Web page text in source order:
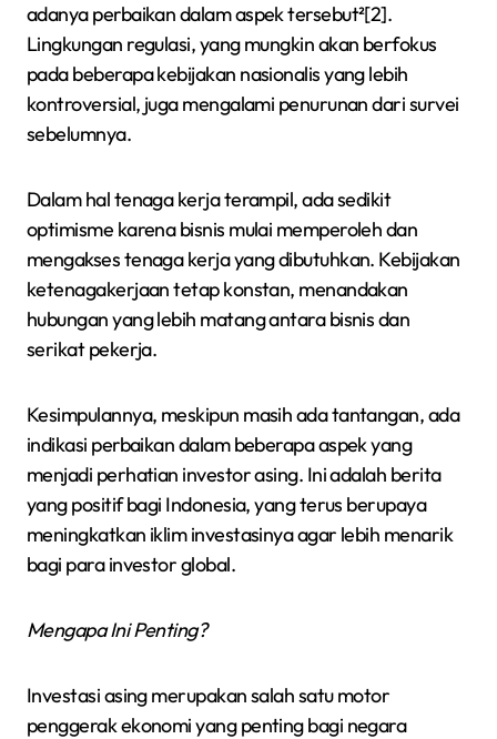
adanya perbaikan dalam aspek tersebut²[2].
Lingkungan regulasi, yang mungkin akan berfokus
pada beberapa kebijakan nasionalis yang lebih
kontroversial, juga mengalami penurunan dari survei
sebelumnya.
Dalam hal tenaga kerja terampil, ada sedikit
optimisme karena bisnis mulai memperoleh dan
mengakses tenaga kerja yang dibutuhkan. Kebijakan
ketenagakerjaan tetap konstan, menandakan
hubungan yang lebih matang antara bisnis dan
serikat pekerja.
Kesimpulannya, meskipun masih ada tantangan, ada
indikasi perbaikan dalam beberapa aspek yang
menjadi perhatian investor asing. Ini adalah berita
yang positif bagi Indonesia, yang terus berupaya
meningkatkan iklim investasinya agar lebih menarik
bagi para investor global.
Mengapa Ini Penting?
Investasi asing merupakan salah satu motor
penggerak ekonomi yang penting bagi negara